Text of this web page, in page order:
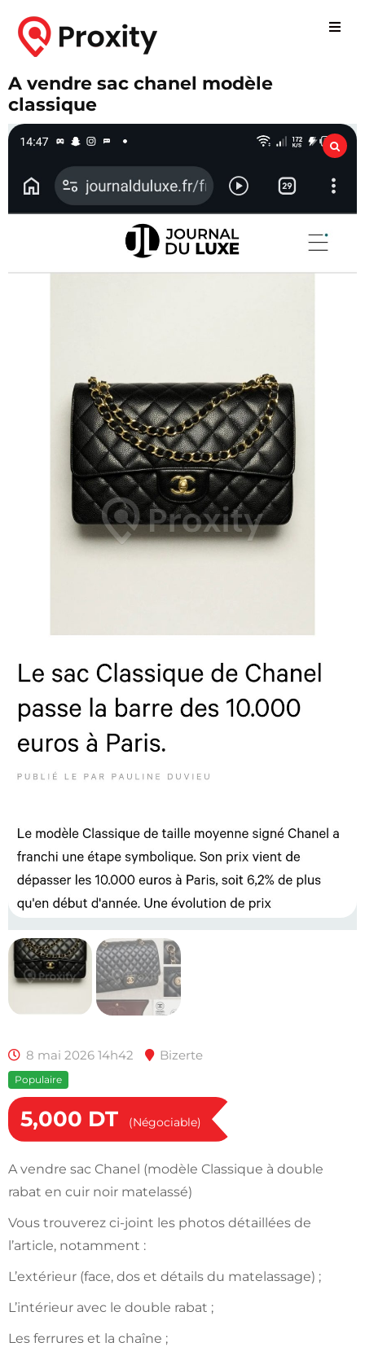
A vendre sac chanel modèle
classique
8 mai 2026 14h42 Bizerte
Populaire
5,000 DT (Négociable)
A vendre sac Chanel (modèle Classique à double
rabat en cuir noir matelassé)
Vous trouverez ci-joint les photos détaillées de
l’article, notamment :
L’extérieur (face, dos et détails du matelassage) ;
L’intérieur avec le double rabat ;
Les ferrures et la chaîne ;